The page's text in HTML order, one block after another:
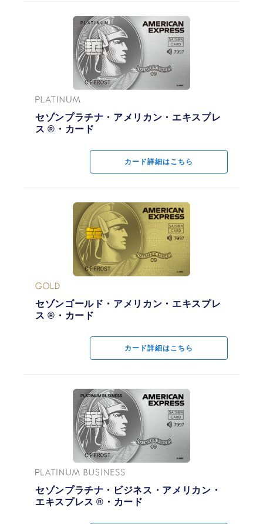
セゾンプラチナ・アメリカン・エキスプレ
ス ®・カード
カード詳細はこちら
セゾンゴールド・アメリカン・エキスプレ
ス ®・カード
カード詳細はこちら
セゾンプラチナ・ビジネス・アメリカン・
エキスプレス ®・カード